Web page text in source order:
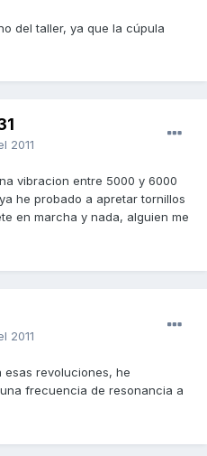
del taller, ya que la cúpula
2011
vibracion entre 5000 y 6000
he probado a apretar tornillos
en marcha y nada, alguien me
2011
revoluciones, he
frecuencia de resonancia a